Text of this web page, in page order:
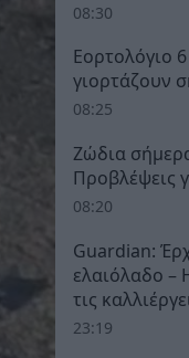
08:30
Εορτολόγιο
γιορτάζουν
08:25
Ζώδια
Προβλέψεις
08:20
Guardian:
ελαιόλαδο –
τις
23:19